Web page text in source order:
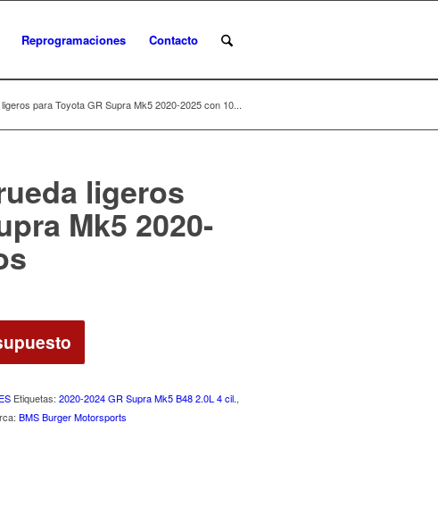
Reprogramaciones Contacto
para Toyota GR Supra Mk5 2020-2025 con 10...
ligeros
Mk5 2020-
Etiquetas:2020-2024 GR Supra Mk5 B48 2.0L 4 cil.,
BMS Burger Motorsports